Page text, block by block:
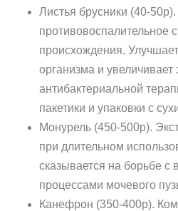
Листья брусники (40-
противовоспалительное
происхождения.
организма и
антибактериальной
пакетики и упаковки с
Монурель (450-500р).
при длительном
сказывается на борьбе с
процессами мочевого
Канефрон (350-400р).